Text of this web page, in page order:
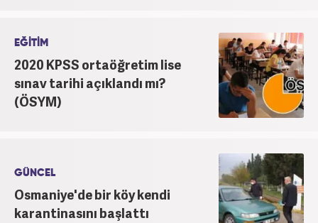
EĞİTİM
2020 KPSS ortaöğretim lise
sınav tarihi açıklandı mı?
(ÖSYM)
GÜNCEL
Osmaniye'de bir köy kendi
karantinasını başlattı